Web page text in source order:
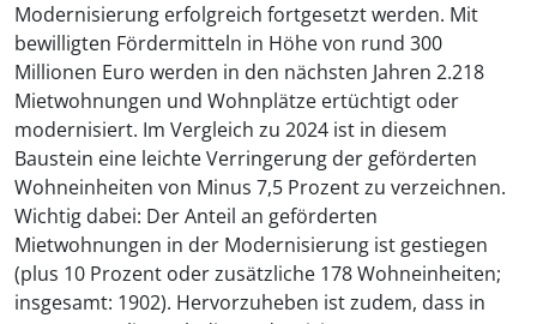
Modernisierung erfolgreich fortgesetzt werden. Mit
bewilligten Fördermitteln in Höhe von rund 300
Millionen Euro werden in den nächsten Jahren 2.218
Mietwohnungen und Wohnplätze ertüchtigt oder
modernisiert. Im Vergleich zu 2024 ist in diesem
Baustein eine leichte Verringerung der geförderten
Wohneinheiten von Minus 7,5 Prozent zu verzeichnen.
Wichtig dabei: Der Anteil an geförderten
Mietwohnungen in der Modernisierung ist gestiegen
(plus 10 Prozent oder zusätzliche 178 Wohneinheiten;
insgesamt: 1902). Hervorzuheben ist zudem, dass in